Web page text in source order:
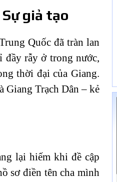
giả tạo
Quốc đã tràn lan
đầy rẫy ở trong nước,
thời đại của Giang.
Giang Trạch Dân – kẻ
lại hiếm khi đề cập
sơ điền tên cha mình